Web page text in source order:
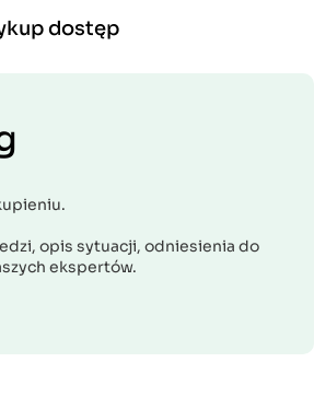
dostęp
opis sytuacji, odniesienia do
ekspertów.